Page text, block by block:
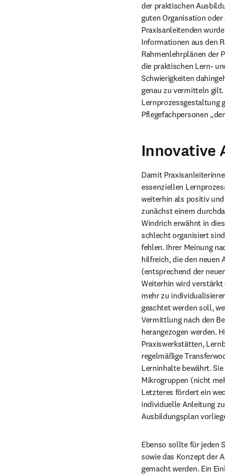
der praktischen
guten Organisation
Praxisanleitenden
Informationen aus den
Rahmenlehrplänen der
die praktischen Lern-
Schwierigkeiten
genau zu vermitteln
Lernprozessgestaltung
Pflegefachpersonen
Innovative
Damit
essenziellen
weiterhin als positiv
zunächst einem
Windrich erwähnt in
schlecht organisiert
fehlen. Ihrer Meinung
hilfreich, die den neuen
(entsprechend der
Weiterhin wird verstärkt
mehr zu
geachtet werden soll,
Vermittlung nach den
herangezogen werden.
Praxiswerkstätten,
regelmäßige
Lerninhalte bewährt.
Mikrogruppen (nicht
Letzteres fördert ein
individuelle Anleitung
Ausbildungsplan
Ebenso sollte für jeden
sowie das Konzept der
gemacht werden. Ein